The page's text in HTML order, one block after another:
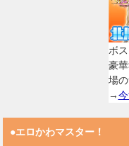
ボ
豪
場
→
●エロかわマスター！